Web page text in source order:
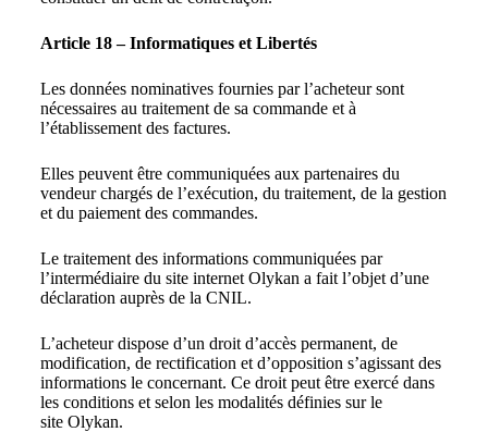
Article 18 – Informatiques et Libertés
Les données nominatives fournies par l’acheteur sont
nécessaires au traitement de sa commande et à
l’établissement des factures.
Elles peuvent être communiquées aux partenaires du
vendeur chargés de l’exécution, du traitement, de la gestion
et du paiement des commandes.
Le traitement des informations communiquées par
l’intermédiaire du site internet Olykan a fait l’objet d’une
déclaration auprès de la CNIL.
L’acheteur dispose d’un droit d’accès permanent, de
modification, de rectification et d’opposition s’agissant des
informations le concernant. Ce droit peut être exercé dans
les conditions et selon les modalités définies sur le
site Olykan.